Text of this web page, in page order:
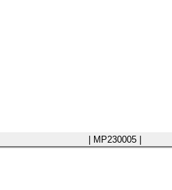
| MP230005 |